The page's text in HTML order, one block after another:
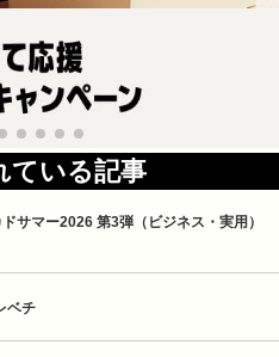
ている記事
サマー2026 第3弾（ビジネス・実用）
ベチ